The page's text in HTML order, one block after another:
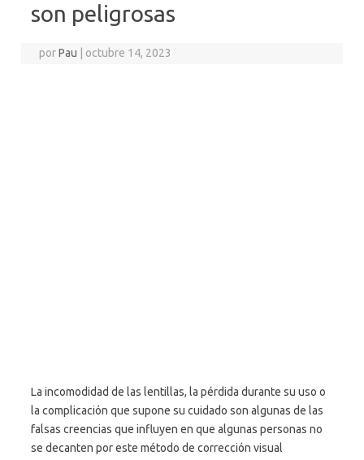
son peligrosas
porPau octubre 14, 2023
La incomodidad de las lentillas, la pérdida durante su uso o
la complicación que supone su cuidado son algunas de las
falsas creencias que influyen en que algunas personas no
se decanten por este método de corrección visual